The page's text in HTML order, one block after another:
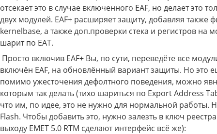
отсекает это в случае включенного EAF, но делает это
двух модулей. EAF+ расширяет защиту, добавляя также
kernelbase, а также доп.проверки стека и регистров на
шарит по EAT.
Просто включив EAF+ Вы, по сути, переведёте все
включён EAF, на обновлённый вариант защиты. Но это
помимо ужесточения дефолтного поведения, можно
которым так делать (тихо шариться по Export Address
что им, по идее, это не нужно для нормальной работы.
Flash. Чтобы добавить это, нужно залезть в ключ
выходу EMET 5.0 RTM сделают интерфейс всё же):